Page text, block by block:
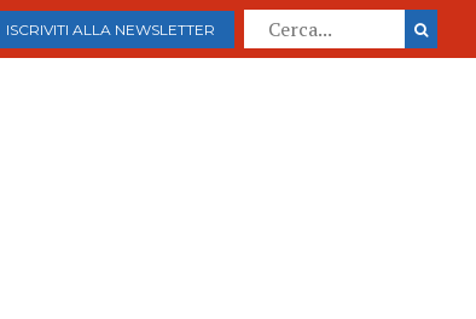
ISCRIVITI ALLA NEWSLETTER